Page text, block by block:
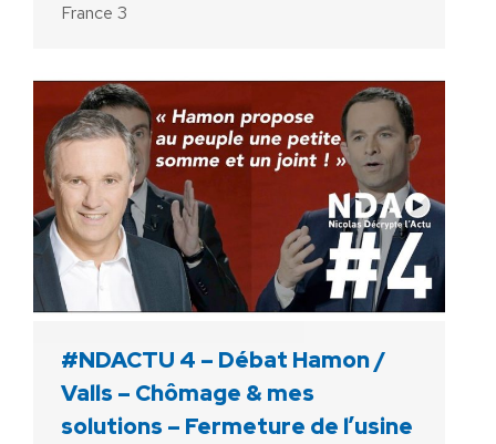
France 3
#NDACTU 4 – Débat Hamon /
Valls – Chômage & mes
solutions – Fermeture de l’usine